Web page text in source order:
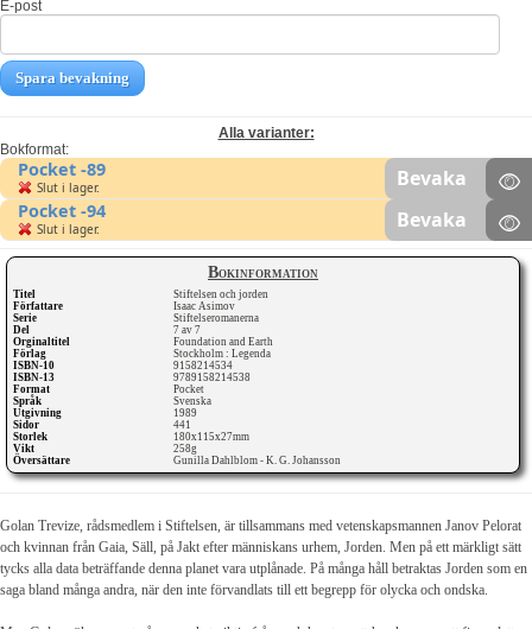
Bokinformation
Titel
Stiftelsen och jorden
Författare
Isaac Asimov
Serie
Stiftelseromanerna
Del
7 av 7
Orginaltitel
Foundation and Earth
Förlag
Stockholm : Legenda
ISBN-10
9158214534
ISBN-13
9789158214538
Format
Pocket
Språk
Svenska
Utgivning
1989
Sidor
441
Storlek
180x115x27mm
Vikt
258g
Översättare
Gunilla Dahlblom - K. G. Johansson
E-post
Spara bevakning
Alla varianter:
Bokformat:
Pocket -89
Slut i lager. Bevaka
Pocket -94
Slut i lager. Bevaka
Golan Trevize, rådsmedlem i Stiftelsen, är tillsammans med vetenskapsmannen Janov Pelorat
och kvinnan från Gaia, Säll, på Jakt efter människans urhem, Jorden. Men på ett märkligt sätt
tycks alla data beträffande denna planet vara utplånade. På många håll betraktas Jorden som en
saga bland många andra, när den inte förvandlats till ett begrepp för olycka och ondska.